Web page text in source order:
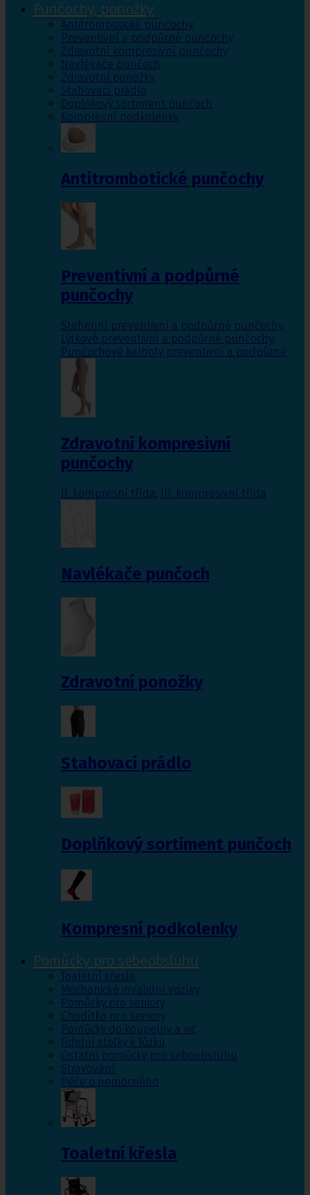
Punčochy, ponožky
Antitrombotické punčochy
Preventivní a podpůrné punčochy
Zdravotní kompresivní punčochy
Navlékače punčoch
Zdravotní ponožky
Stahovací prádlo
Doplňkový sortiment punčoch
Kompresní podkolenky
Antitrombotické punčochy
Preventivní a podpůrné
punčochy
Stehenní preventivní a podpůrné punčochy,
Lýtkové preventivní a podpůrné punčochy,
Punčochové kalhoty preventivní a podpůrné
Zdravotní kompresivní
punčochy
II. kompresní třída III. kompresivní třída
Navlékače punčoch
Zdravotní ponožky
Stahovací prádlo
Doplňkový sortiment punčoch
Kompresní podkolenky
Pomůcky pro sebeobsluhu
Toaletní křesla
Mechanické invalidní vozíky
Pomůcky pro seniory
Chodítka pro seniory
Pomůcky do koupelny a wc
Jídelní stolky k lůžku
Ostatní pomůcky pro sebeobsluhu
Stravování
Péče o nemocného
Toaletní křesla